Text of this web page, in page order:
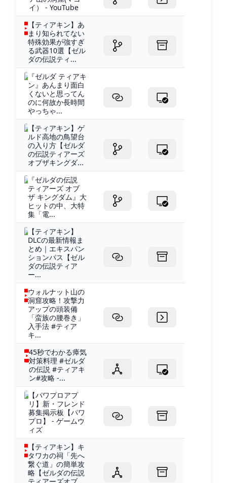
イ） - YouTube
【ティアキン】あ
まり知られてない
特殊効果が強すぎ
る武器10選【ゼル
ダの伝説ティ...
『ゼルダ ティアキ
ン』あんまり面白
くないと思ってん
のに何故か長時間
やっちゃ...
【ティアキン】ゲ
ルド高地の鳥望台
の入り方【ゼルダ
の伝説ティアーズ
オブザキングダ...
『ゼルダの伝説
ティアーズ オブ
ザ キングダム』大
ヒットの中、大特
集「電...
【ティアキン】
DLCの最新情報ま
とめ｜エキスパン
ションパス【ゼル
ダの伝説ティア
ー...
ウォルナット山の
洞窟攻略！攻撃力
アップの頭装備
「蛮族の腰巻き」
入手法 #ティア
キ...
45秒でわかる瘴気
対策料理 #ゼルダ
の伝説 #ティアキ
ン#攻略 -...
【パワプロアプ
リ】新・フレンド
募集掲示板【パワ
プロ】 - ゲームウ
ィズ
【ティアキン】キ
タワカの祠「先へ
繋ぐ道」の簡単攻
略【ゼルダの伝説